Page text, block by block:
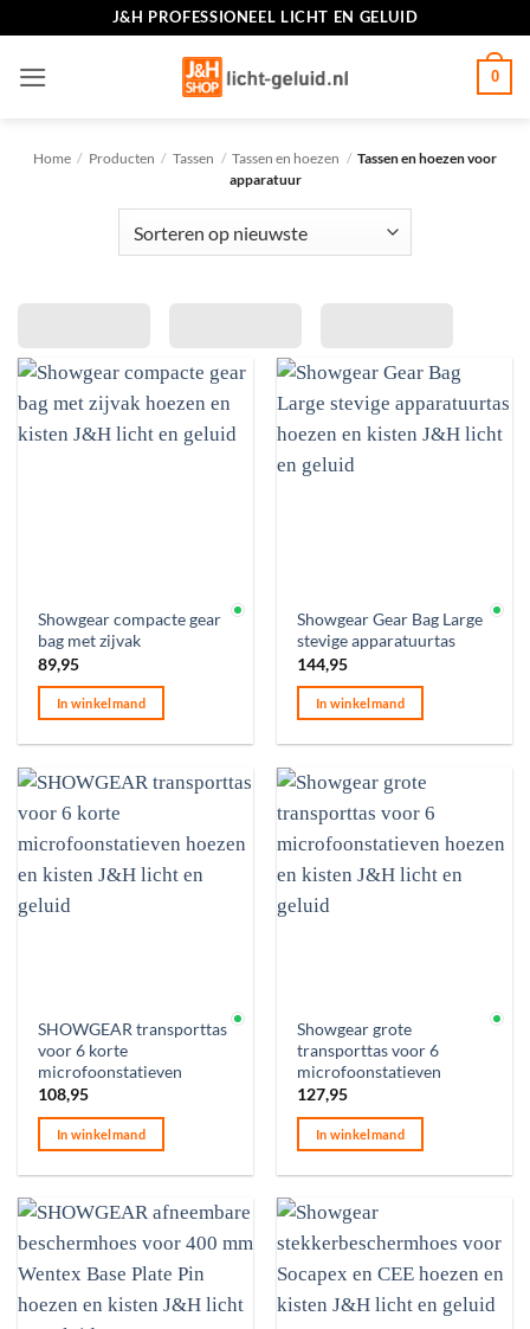
inhoud
J&H PROFESSIONEEL LICHT EN GELUID
0
Home / Producten / Tassen / Tassen en hoezen / Tassen en hoezen voor
apparatuur
Op voorraad
Showgear compacte gear
bag met zijvak
89,95
In winkelmand
Op voorraad
Showgear Gear Bag Large
stevige apparatuurtas
144,95
In winkelmand
Op voorraad
SHOWGEAR transporttas
voor 6 korte
microfoonstatieven
108,95
In winkelmand
Op voorraad
Showgear grote
transporttas voor 6
microfoonstatieven
127,95
In winkelmand